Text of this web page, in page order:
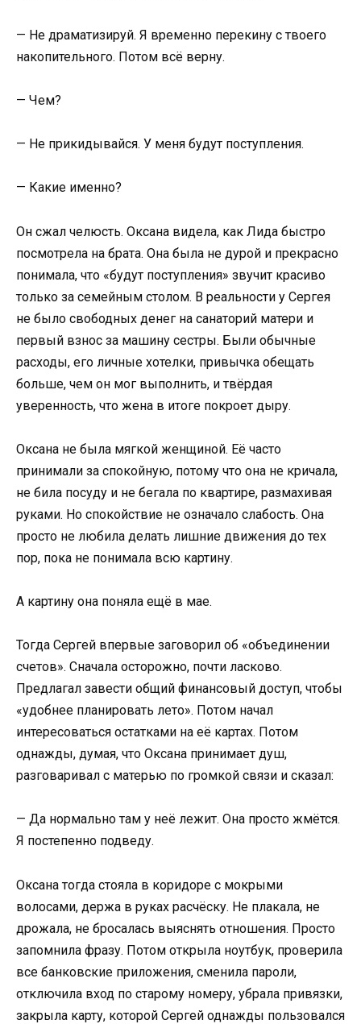
— Не драматизируй. Я временно перекину с твоего
накопительного. Потом всё верну.
— Чем?
— Не прикидывайся. У меня будут поступления.
— Какие именно?
Он сжал челюсть. Оксана видела, как Лида быстро
посмотрела на брата. Она была не дурой и прекрасно
понимала, что «будут поступления» звучит красиво
только за семейным столом. В реальности у Сергея
не было свободных денег на санаторий матери и
первый взнос за машину сестры. Были обычные
расходы, его личные хотелки, привычка обещать
больше, чем он мог выполнить, и твёрдая
уверенность, что жена в итоге покроет дыру.
Оксана не была мягкой женщиной. Её часто
принимали за спокойную, потому что она не кричала,
не била посуду и не бегала по квартире, размахивая
руками. Но спокойствие не означало слабость. Она
просто не любила делать лишние движения до тех
пор, пока не понимала всю картину.
А картину она поняла ещё в мае.
Тогда Сергей впервые заговорил об «объединении
счетов». Сначала осторожно, почти ласково.
Предлагал завести общий финансовый доступ, чтобы
«удобнее планировать лето». Потом начал
интересоваться остатками на её картах. Потом
однажды, думая, что Оксана принимает душ,
разговаривал с матерью по громкой связи и сказал:
— Да нормально там у неё лежит. Она просто жмётся.
Я постепенно подведу.
Оксана тогда стояла в коридоре с мокрыми
волосами, держа в руках расчёску. Не плакала, не
дрожала, не бросалась выяснять отношения. Просто
запомнила фразу. Потом открыла ноутбук, проверила
все банковские приложения, сменила пароли,
отключила вход по старому номеру, убрала привязки,
закрыла карту, которой Сергей однажды пользовался